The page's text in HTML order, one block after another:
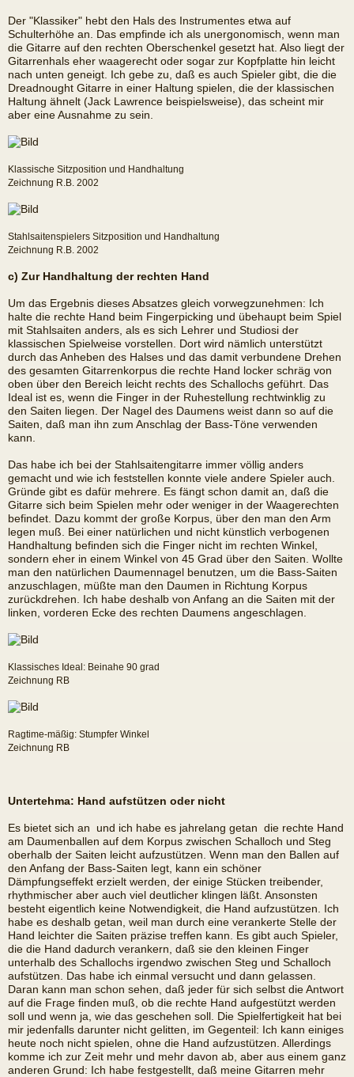
Der "Klassiker" hebt den Hals des Instrumentes etwa auf
Schulterhöhe an. Das empfinde ich als unergonomisch, wenn man
die Gitarre auf den rechten Oberschenkel gesetzt hat. Also liegt der
Gitarrenhals eher waagerecht oder sogar zur Kopfplatte hin leicht
nach unten geneigt. Ich gebe zu, daß es auch Spieler gibt, die die
Dreadnought Gitarre in einer Haltung spielen, die der klassischen
Haltung ähnelt (Jack Lawrence beispielsweise), das scheint mir
aber eine Ausnahme zu sein.
Klassische Sitzposition und Handhaltung
Zeichnung R.B. 2002
Stahlsaitenspielers Sitzposition und Handhaltung
Zeichnung R.B. 2002
c) Zur Handhaltung der rechten Hand
Um das Ergebnis dieses Absatzes gleich vorwegzunehmen: Ich
halte die rechte Hand beim Fingerpicking und übehaupt beim Spiel
mit Stahlsaiten anders, als es sich Lehrer und Studiosi der
klassischen Spielweise vorstellen. Dort wird nämlich unterstützt
durch das Anheben des Halses und das damit verbundene Drehen
des gesamten Gitarrenkorpus die rechte Hand locker schräg von
oben über den Bereich leicht rechts des Schallochs geführt. Das
Ideal ist es, wenn die Finger in der Ruhestellung rechtwinklig zu
den Saiten liegen. Der Nagel des Daumens weist dann so auf die
Saiten, daß man ihn zum Anschlag der Bass-Töne verwenden
kann.
Das habe ich bei der Stahlsaitengitarre immer völlig anders
gemacht und wie ich feststellen konnte viele andere Spieler auch.
Gründe gibt es dafür mehrere. Es fängt schon damit an, daß die
Gitarre sich beim Spielen mehr oder weniger in der Waagerechten
befindet. Dazu kommt der große Korpus, über den man den Arm
legen muß. Bei einer natürlichen und nicht künstlich verbogenen
Handhaltung befinden sich die Finger nicht im rechten Winkel,
sondern eher in einem Winkel von 45 Grad über den Saiten. Wollte
man den natürlichen Daumennagel benutzen, um die Bass-Saiten
anzuschlagen, müßte man den Daumen in Richtung Korpus
zurückdrehen. Ich habe deshalb von Anfang an die Saiten mit der
linken, vorderen Ecke des rechten Daumens angeschlagen.
Klassisches Ideal: Beinahe 90 grad
Zeichnung RB
Ragtime-mäßig: Stumpfer Winkel
Zeichnung RB
Untertehma: Hand aufstützen oder nicht
Es bietet sich an  und ich habe es jahrelang getan  die rechte Hand
am Daumenballen auf dem Korpus zwischen Schalloch und Steg
oberhalb der Saiten leicht aufzustützen. Wenn man den Ballen auf
den Anfang der Bass-Saiten legt, kann ein schöner
Dämpfungseffekt erzielt werden, der einige Stücken treibender,
rhythmischer aber auch viel deutlicher klingen läßt. Ansonsten
besteht eigentlich keine Notwendigkeit, die Hand aufzustützen. Ich
habe es deshalb getan, weil man durch eine verankerte Stelle der
Hand leichter die Saiten präzise treffen kann. Es gibt auch Spieler,
die die Hand dadurch verankern, daß sie den kleinen Finger
unterhalb des Schallochs irgendwo zwischen Steg und Schalloch
aufstützen. Das habe ich einmal versucht und dann gelassen.
Daran kann man schon sehen, daß jeder für sich selbst die Antwort
auf die Frage finden muß, ob die rechte Hand aufgestützt werden
soll und wenn ja, wie das geschehen soll. Die Spielfertigkeit hat bei
mir jedenfalls darunter nicht gelitten, im Gegenteil: Ich kann einiges
heute noch nicht spielen, ohne die Hand aufzustützen. Allerdings
komme ich zur Zeit mehr und mehr davon ab, aber aus einem ganz
anderen Grund: Ich habe festgestellt, daß meine Gitarren mehr